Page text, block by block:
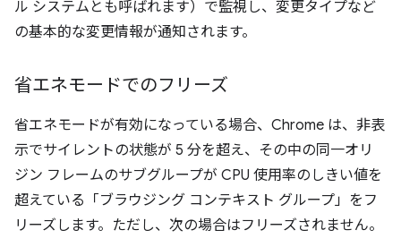
ル システムとも呼ばれます）で監視し、変更タイプなど
の基本的な変更情報が通知されます。
省エネモードでのフリーズ
省エネモードが有効になっている場合、Chrome は、非表
示でサイレントの状態が 5 分を超え、その中の同一オリ
ジン フレームのサブグループが CPU 使用率のしきい値を
超えている「ブラウジング コンテキスト グループ」をフ
リーズします。ただし、次の場合はフリーズされません。